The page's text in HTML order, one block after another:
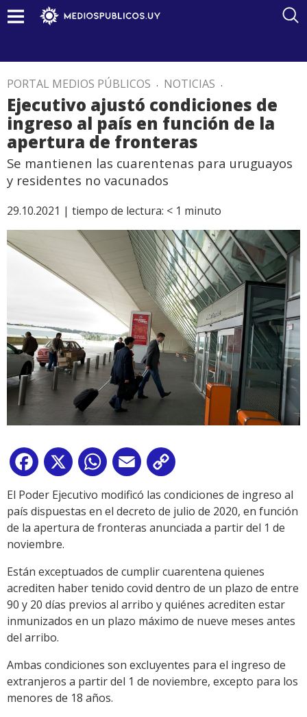
PORTAL MEDIOS PÚBLICOS . NOTICIAS .
Ejecutivo ajustó condiciones de
ingreso al país en función de la
apertura de fronteras
Se mantienen las cuarentenas para uruguayos
y residentes no vacunados
29.10.2021 | tiempo de lectura: < 1 minuto
Facebook
X WhatsApp
Email
Link
El Poder Ejecutivo modificó las condiciones de ingreso al
país dispuestas en el decreto de julio de 2020, en función
de la apertura de fronteras anunciada a partir del 1 de
noviembre.
Están exceptuados de cumplir cuarentena quienes
acrediten haber tenido covid dentro de un plazo de entre
90 y 20 días previos al arribo y quiénes acrediten estar
inmunizados en un plazo máximo de nueve meses antes
del arribo.
Ambas condiciones son excluyentes para el ingreso de
extranjeros a partir del 1 de noviembre, excepto para los
menores de 18 años.